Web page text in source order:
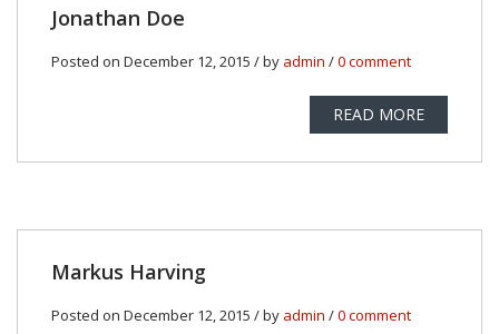
Jonathan Doe
Posted on December 12, 2015 / by admin /0 comment
READ MORE
Markus Harving
Posted on December 12, 2015 / by admin /0 comment